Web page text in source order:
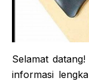
Selamat
informasi